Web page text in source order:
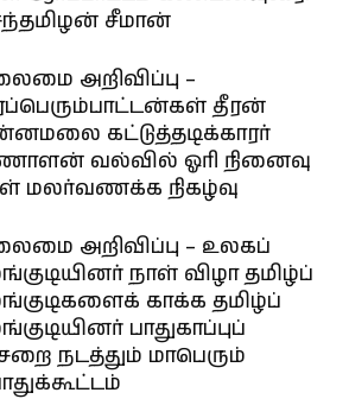
சீமான்
அறிவிப்பு –
தீரன்
கட்டுத்தடிக்காரர்
வல்வில் ஓரி நினைவு
மலர்வணக்க நிகழ்வு
அறிவிப்பு – உலகப்
நாள் விழா தமிழ்ப்
காக்க தமிழ்ப்
பாதுகாப்புப்
நடத்தும் மாபெரும்